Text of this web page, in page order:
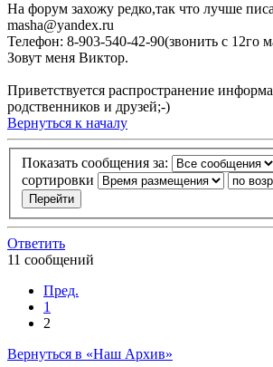
На форум захожу редко,так что лучше
masha@yandex.ru
Телефон: 8-903-540-42-90(звонить с 12го
Зовут меня Виктор.
Приветствуется распространение
родственников и друзей;-)
Вернуться к началу
Показать сообщения за:
сортировки
Ответить
11 сообщений
Пред.
1
2
Вернуться в «Наш Архив»